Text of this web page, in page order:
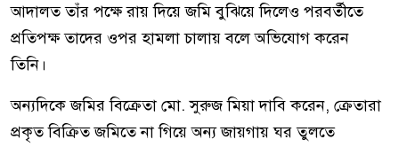
আদালত তাঁর পক্ষে রায় দিয়ে জমি বুঝিয়ে দিলেও পরবর্তীতে
প্রতিপক্ষ তাদের ওপর হামলা চালায় বলে অভিযোগ করেন
তিনি।
অন্যদিকে জমির বিক্রেতা মো. সুরুজ মিয়া দাবি করেন, ক্রেতারা
প্রকৃত বিক্রিত জমিতে না গিয়ে অন্য জায়গায় ঘর তুলতে